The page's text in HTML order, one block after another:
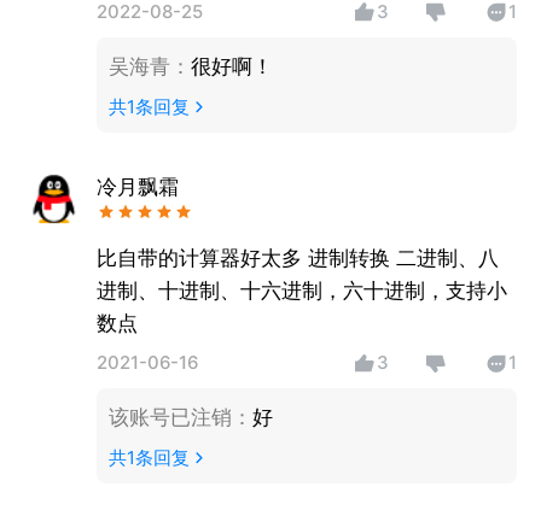
2022-08-25 3 1
吴海青： 很好啊！
共1条回复
冷月飘霜
比自带的计算器好太多 进制转换 二进制、八
进制、十进制、十六进制，六十进制，支持小
数点
2021-06-16 3 1
该账号已注销 ： 好
共1条回复